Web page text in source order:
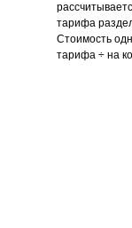
тарифа
Стоимость
тарифа ÷ на